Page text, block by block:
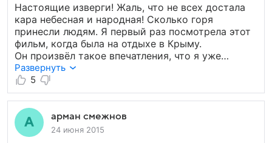
Настоящие изверги! Жаль, что не всех достала
кара небесная и народная! Сколько горя
принесли людям. Я первый раз посмотрела этот
фильм, когда была на отдыхе в Крыму.
Он произвёл такое впечатления, что я уже
не хотела никакого отдыха! Купила билет
на самолёт и на другой день была дома.
Страшный фильм.
Развернуть
5
арман смежнов
24 июня 2015